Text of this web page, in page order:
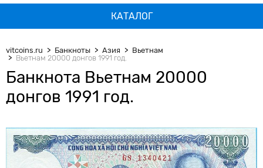
КАТАЛОГ
vitcoins.ru Банкноты Азия
Вьетнам
Вьетнам 20000 донгов 1991 год.
Банкнота Вьетнам 20000
донгов 1991 год.